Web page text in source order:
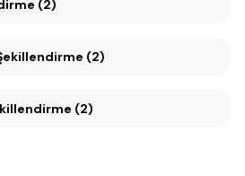
(2)
(2)
Şekillendirme (2)